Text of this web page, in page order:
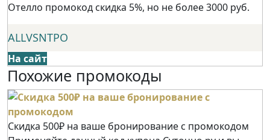
Отелло промокод скидка 5%, но не более 3000 руб.
ALLVSNTPO
На сайт
Похожие промокоды
Скидка 500₽ на ваше бронирование с промокодом